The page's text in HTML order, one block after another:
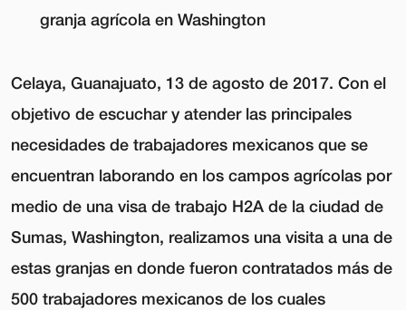
granja agrícola en Washington
Celaya, Guanajuato, 13 de agosto de 2017. Con el
objetivo de escuchar y atender las principales
necesidades de trabajadores mexicanos que se
encuentran laborando en los campos agrícolas por
medio de una visa de trabajo H2A de la ciudad de
Sumas, Washington, realizamos una visita a una de
estas granjas en donde fueron contratados más de
500 trabajadores mexicanos de los cuales